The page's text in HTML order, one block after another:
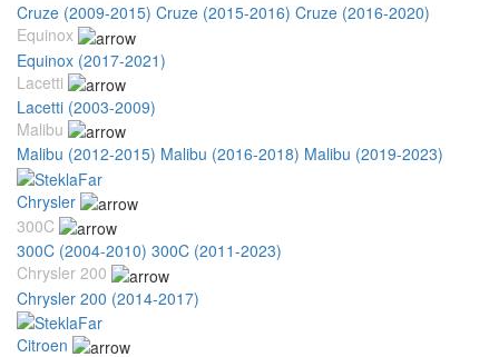
Cruze (2009-2015) Cruze (2015-2016) Cruze (2016-2020)
Equinox
Equinox (2017-2021)
Lacetti
Lacetti (2003-2009)
Malibu
Malibu (2012-2015) Malibu (2016-2018) Malibu (2019-2023)
Chrysler
300C
300C (2004-2010) 300C (2011-2023)
Chrysler 200
Chrysler 200 (2014-2017)
Citroen